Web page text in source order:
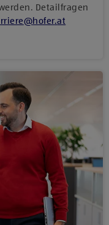
Detailfragen
@hofer.at